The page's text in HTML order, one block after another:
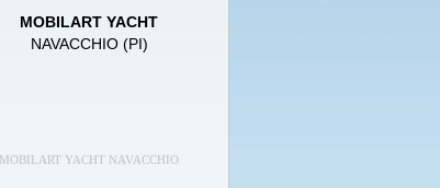
MOBILART YACHT
NAVACCHIO (PI)
MOBILART YACHT NAVACCHIO